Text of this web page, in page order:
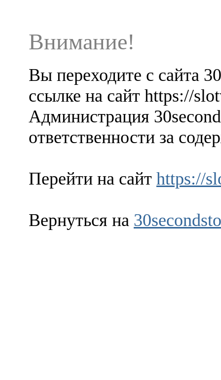
Внимание!
Вы переходите с сайта
ссылке на сайт https://
Администрация
ответственности за
Перейти на сайт https://
Вернуться на